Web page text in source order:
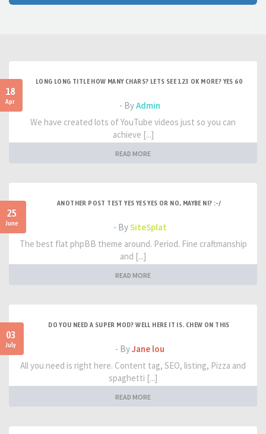
18
Apr
LONG LONG TITLE HOW MANY CHARS? LETS SEE 123 OK MORE? YES 60
- ByAdmin
We have created lots of YouTube videos just so you can
achieve [...]
READ MORE
25
June
ANOTHER POST TEST YES YES YES OR NO, MAYBE NI? :-/
- BySiteSplat
The best flat phpBB theme around. Period. Fine craftmanship
and [...]
READ MORE
03
July
DO YOU NEED A SUPER MOD? WELL HERE IT IS. CHEW ON THIS
- ByJane lou
All you need is right here. Content tag, SEO, listing, Pizza and
spaghetti [...]
READ MORE